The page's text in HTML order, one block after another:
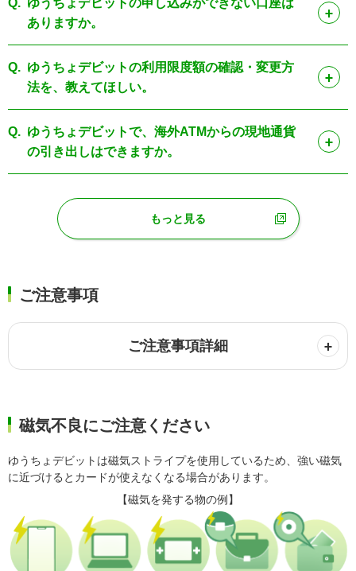
ありますか。
Q. ゆうちょデビットの利用限度額の確認・変更方
法を、教えてほしい。
Q. ゆうちょデビットで、海外ATMからの現地通貨
の引き出しはできますか。
もっと見る
ご注意事項
ご注意事項詳細
磁気不良にご注意ください
ゆうちょデビットは磁気ストライプを使用しているため、強い磁気
に近づけるとカードが使えなくなる場合があります。
【磁気を発する物の例】